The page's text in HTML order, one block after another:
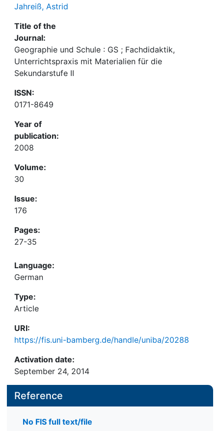
Jahreiß, Astrid
Title of the
Journal:
Geographie und Schule : GS ; Fachdidaktik,
Unterrichtspraxis mit Materialien für die
Sekundarstufe II
ISSN:
0171-8649
Year of
publication:
2008
Volume:
30
Issue:
176
Pages:
27-35
Language:
German
Type:
Article
URI:
https://fis.uni-bamberg.de/handle/uniba/20288
Activation date:
September 24, 2014
Reference
No FIS full text/file